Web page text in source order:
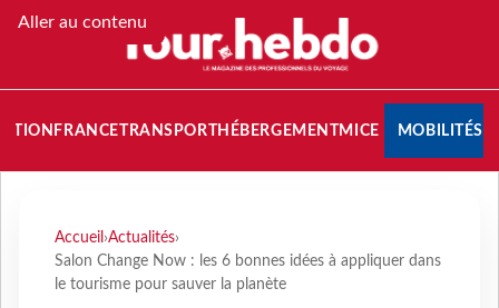
Aller au contenu
FRANCETRANSPORT HÉBERGEMENTMICE MOBILITÉS
Accueil ›Actualités›
Salon Change Now : les 6 bonnes idées à appliquer dans
le tourisme pour sauver la planète